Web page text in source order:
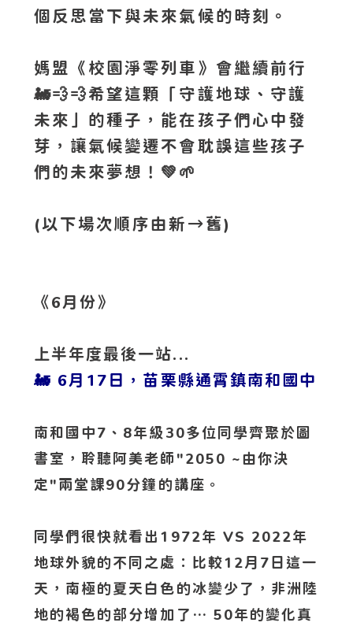
個反思當下與未來氣候的時刻。
媽盟《校園淨零列車》會繼續前行
🚂💨💨希望這顆「守護地球、守護
未來」的種子，能在孩子們心中發
芽，讓氣候變遷不會耽誤這些孩子
們的未來夢想！💚🌱
(以下場次順序由新→舊)
《6月份》
上半年度最後一站...
🚂 6月17日，苗栗縣通霄鎮南和國中
南和國中7、8年級30多位同學齊聚於圖
書室，聆聽阿美老師"2050 ~由你決
定"兩堂課90分鐘的講座。
同學們很快就看出1972年 VS 2022年
地球外貌的不同之處：比較12月7日這一
天，南極的夏天白色的冰變少了，非洲陸
地的褐色的部分增加了… 50年的變化真